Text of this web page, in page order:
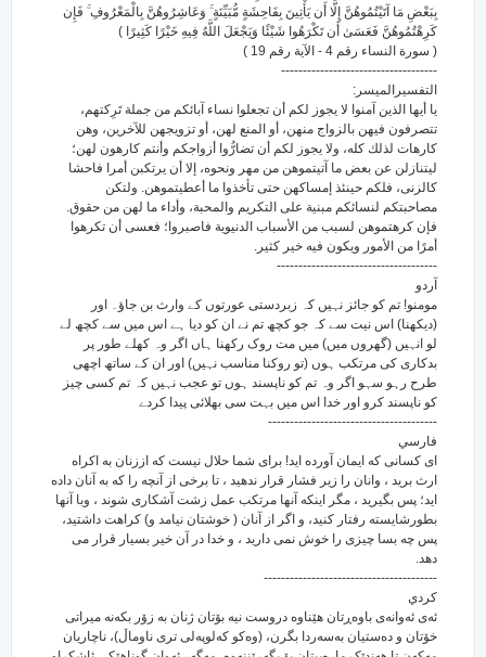
بِبَعْضِ مَا آتَيْتُمُوهُنَّ إِلَّا أَن يَأْتِينَ بِفَاحِشَةٍ مُّبَيِّنَةٍ ۚ وَعَاشِرُوهُنَّ بِالْمَعْرُوفِ ۚ فَإِن
كَرِهْتُمُوهُنَّ فَعَسَىٰ أَن تَكْرَهُوا شَيْئًا وَيَجْعَلَ اللَّهُ فِيهِ خَيْرًا كَثِيرًا )
( سورة النساء رقم 4 - الآية رقم 19 )
------------------------------------
التفسيرالميسر:
يا أيها الذين آمنوا لا يجوز لكم أن تجعلوا نساء آبائكم من جملة تَرِكتهم،
تتصرفون فيهن بالزواج منهن، أو المنع لهن، أو تزويجهن للآخرين، وهن
كارهات لذلك كله، ولا يجوز لكم أن تضارُّوا أزواجكم وأنتم كارهون لهن؛
ليتنازلن عن بعض ما آتيتموهن من مهر ونحوه، إلا أن يرتكبن أمرا فاحشا
كالزنى، فلكم حينئذ إمساكهن حتى تأخذوا ما أعطيتموهن. ولتكن
مصاحبتكم لنسائكم مبنية على التكريم والمحبة، وأداء ما لهن من حقوق.
فإن كرهتموهن لسبب من الأسباب الدنيوية فاصبروا؛ فعسى أن تكرهوا
أمرًا من الأمور ويكون فيه خير كثير.
-------------------------------------
آردو
مومنو! تم کو جائز نہیں کہ زبردستی عورتوں کے وارث بن جاؤ۔ اور
(دیکھنا) اس نیت سے کہ جو کچھ تم نے ان کو دیا ہے اس میں سے کچھ لے
لو انہیں (گھروں میں) میں مت روک رکھنا ہاں اگر وہ کھلے طور پر
بدکاری کی مرتکب ہوں (تو روکنا مناسب نہیں) اور ان کے ساتھ اچھی
طرح رہو سہو اگر وہ تم کو ناپسند ہوں تو عجب نہیں کہ تم کسی چیز
کو ناپسند کرو اور خدا اس میں بہت سی بھلائی پیدا کردے
---------------------------------------
فارسي
ای کسانی که ایمان آورده اید! برای شما حلال نیست که اززنان به اکراه
ارث برید ، وانان را زیر فشار قرار ندهید ، تا برخی از آنچه را که به آنان داده
اید؛ پس بگیرید ، مگر اینکه آنها مرتکب عمل زشت آشکاری شوند ، وبا آنها
بطورشایسته رفتار کنید، و اگر از آنان ( خوشتان نیامد و) کراهت داشتید،
پس چه بسا چیزی را خوش نمی دارید ، و خدا در آن خیر بسیار قرار می
دهد.
----------------------------------------
كردي
ئه‌ی ئه‌وانه‌ی باوه‌ڕتان هێناوه دروست نیه بۆتان ژنان به زۆر بکه‌نه میراتی
خۆتان و ده‌ستیان به‌سه‌ردا بگرن، (وه‌کو که‌لوپه‌لی تری ناوماڵ)، ناچاریان